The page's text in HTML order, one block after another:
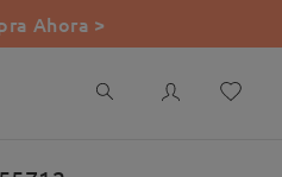
Ahora >